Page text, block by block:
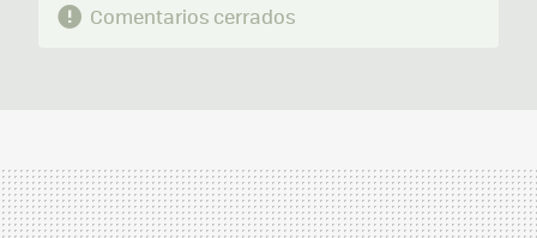
Comentarios cerrados